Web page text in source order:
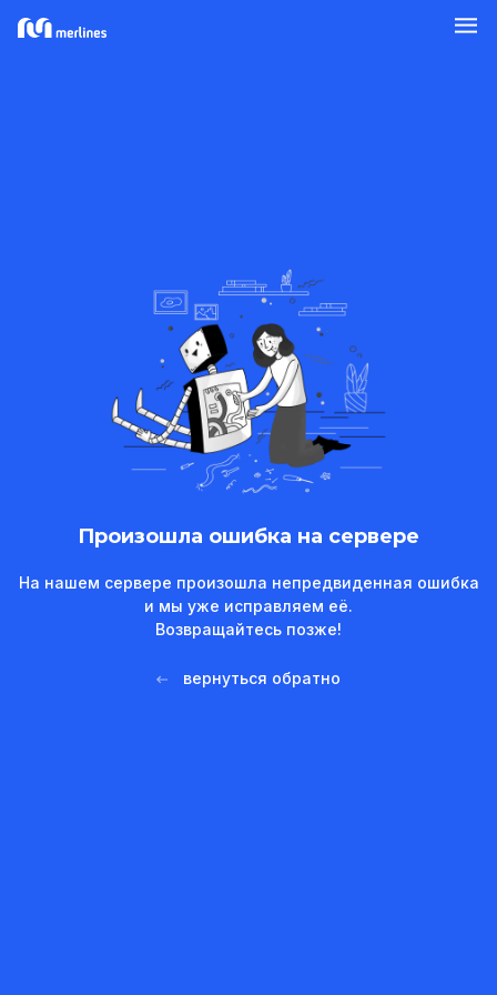
Произошла ошибка на сервере
На нашем сервере произошла непредвиденная ошибка
и мы уже исправляем её.
Возвращайтесь позже!
вернуться обратно